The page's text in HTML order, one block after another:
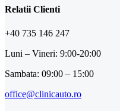
Relatii Clienti
+40 735 146 247
Luni – Vineri: 9:00-20:00
Sambata: 09:00 – 15:00
office@clinicauto.ro